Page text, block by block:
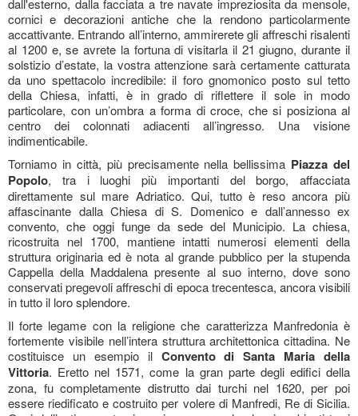
dall'esterno, dalla facciata a tre navate impreziosita da mensole,
cornici e decorazioni antiche che la rendono particolarmente
accattivante. Entrando all’interno, ammirerete gli affreschi risalenti
al 1200 e, se avrete la fortuna di visitarla il 21 giugno, durante il
solstizio d’estate, la vostra attenzione sarà certamente catturata
da uno spettacolo incredibile: il foro gnomonico posto sul tetto
della Chiesa, infatti, è in grado di riflettere il sole in modo
particolare, con un’ombra a forma di croce, che si posiziona al
centro dei colonnati adiacenti all’ingresso. Una visione
indimenticabile.
Torniamo in città, più precisamente nella bellissima Piazza del
Popolo, tra i luoghi più importanti del borgo, affacciata
direttamente sul mare Adriatico. Qui, tutto è reso ancora più
affascinante dalla Chiesa di S. Domenico e dall’annesso ex
convento, che oggi funge da sede del Municipio. La chiesa,
ricostruita nel 1700, mantiene intatti numerosi elementi della
struttura originaria ed è nota al grande pubblico per la stupenda
Cappella della Maddalena presente al suo interno, dove sono
conservati pregevoli affreschi di epoca trecentesca, ancora visibili
in tutto il loro splendore.
Il forte legame con la religione che caratterizza Manfredonia è
fortemente visibile nell’intera struttura architettonica cittadina. Ne
costituisce un esempio il Convento di Santa Maria della
Vittoria. Eretto nel 1571, come la gran parte degli edifici della
zona, fu completamente distrutto dai turchi nel 1620, per poi
essere riedificato e costruito per volere di Manfredi, Re di Sicilia.